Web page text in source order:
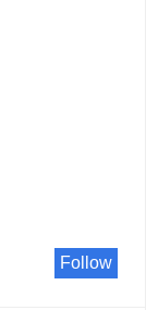
Follow